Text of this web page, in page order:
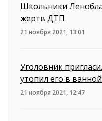
Школьники
жертв ДТП
21 ноября 2021, 13:01
Уголовник
утопил его в
21 ноября 2021, 12:47